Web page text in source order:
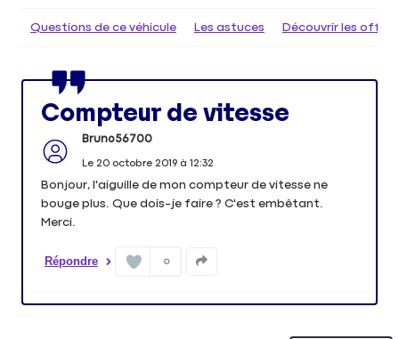
Questions de ce véhicule Les astuces Découvrir les
Compteur de vitesse
Bruno56700
Le 20 octobre 2019à 12:32
Bonjour, l'aiguille de mon compteur de vitesse ne
bouge plus. Que dois-je faire ? C'est embêtant.
Merci.
Répondre 0